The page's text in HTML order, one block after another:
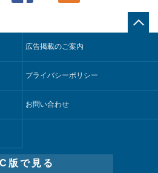
Arm編】チップ自社製造で鍵を握る台
組織横断で活用するためのナレッジ
組織横断で活用するためのナレッジ
売計画策定に向けたAIシステムを本格
広告掲載のご案内
プライバシーポリシー
お問い合わせ
版で見る